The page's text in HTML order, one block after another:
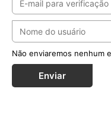
Não enviaremos nenhum
Enviar